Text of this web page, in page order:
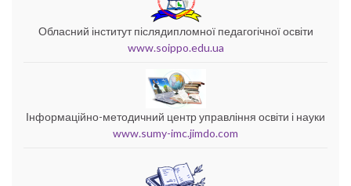
Обласний інститут післядипломної педагогічної освіти
www.soippo.edu.ua
Інформаційно-методичний центр управління освіти і науки
www.sumy-imc.jimdo.com